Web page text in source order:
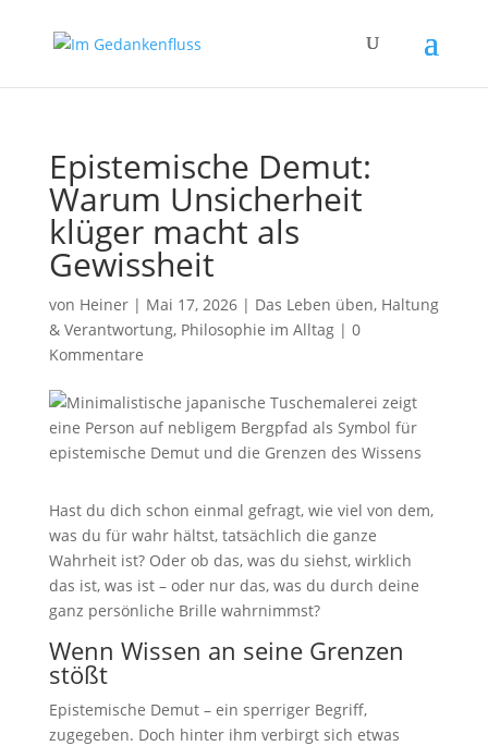
Epistemische Demut:
Warum Unsicherheit
klüger macht als
Gewissheit
von Heiner| Mai 17, 2026| Das Leben üben, Haltung
& Verantwortung, Philosophie im Alltag| 0
Kommentare
Hast du dich schon einmal gefragt, wie viel von dem,
was du für wahr hältst, tatsächlich die ganze
Wahrheit ist? Oder ob das, was du siehst, wirklich
das ist, was ist – oder nur das, was du durch deine
ganz persönliche Brille wahrnimmst?
Wenn Wissen an seine Grenzen
stößt
Epistemische Demut – ein sperriger Begriff,
zugegeben. Doch hinter ihm verbirgt sich etwas